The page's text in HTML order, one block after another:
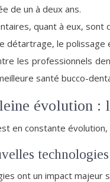
de un à deux ans.
quant à eux,
détartrage, le polissage
les professionnels
santé bucco-
évolution :
en constante
ont un impact majeur